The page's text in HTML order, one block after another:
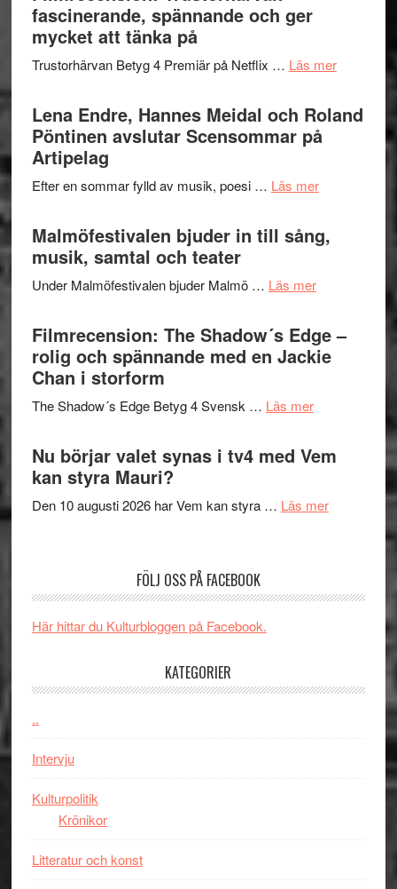
hjärtevarm
–
Delvis
bortom
terräng
fascinerande, spännande och ger
mycket att tänka på
Trustorhärvan Betyg 4 Premiär på Netflix … Läs merom
–
Lena Endre, Hannes Meidal och Roland
Pöntinen avslutar Scensommar på
Artipelag
Efter en sommar fylld av musik, poesi … Läs merom
Hannes
Pöntinen
avslutar
Malmöfestivalen bjuder in till sång,
musik, samtal och teater
Under Malmöfestivalen bjuder Malmö … Läs merom
in
till
och
Filmrecension: The Shadow´s Edge –
rolig och spännande med en Jackie
Chan i storform
The Shadow´s Edge Betyg 4 Svensk … Läs merom
Filmrecension:
Shadow
Edge
spännande
Nu börjar valet synas i tv4 med Vem
kan styra Mauri?
Den 10 augusti 2026 har Vem kan styra … Läs merom
kan
FÖLJ OSS PÅ FACEBOOK
Här hittar du Kulturbloggen på Facebook.
KATEGORIER
..
Intervju
Kulturpolitik
Krönikor
Litteratur och konst